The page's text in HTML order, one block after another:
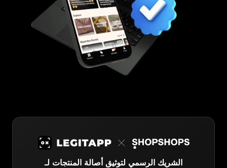
الشريك الرسمي لتوثيق أصالة المنتجات لـ